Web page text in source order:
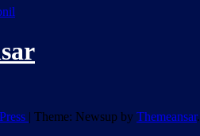
| Theme: Newsup by Themeansar.